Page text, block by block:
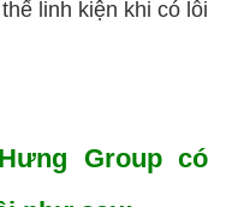
linh kiện khi có lỗi
Group có